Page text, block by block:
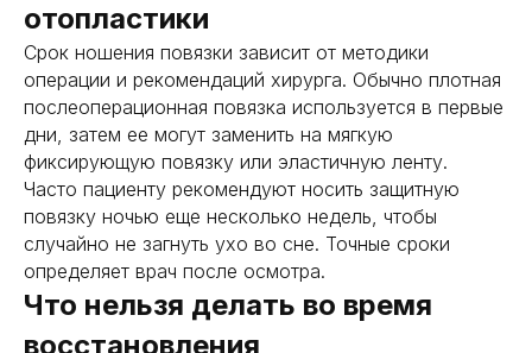
отопластики
Срок ношения повязки зависит от методики
операции и рекомендаций хирурга. Обычно плотная
послеоперационная повязка используется в первые
дни, затем ее могут заменить на мягкую
фиксирующую повязку или эластичную ленту.
Часто пациенту рекомендуют носить защитную
повязку ночью еще несколько недель, чтобы
случайно не загнуть ухо во сне. Точные сроки
определяет врач после осмотра.
Что нельзя делать во время
восстановления